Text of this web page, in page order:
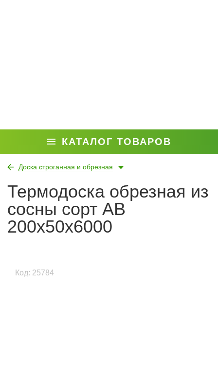
КАТАЛОГ ТОВАРОВ
Доска строганная и обрезная
Термодоска обрезная из
сосны сорт АВ
200x50x6000
Код: 25784